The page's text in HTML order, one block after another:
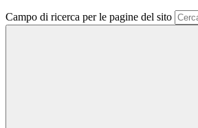
Campo di ricerca per le pagine del sito